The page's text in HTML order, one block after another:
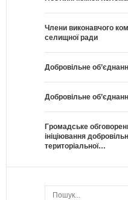
Члени виконавчого
селищної ради
Добровільне
Добровільне
Громадське
ініціювання
територіальної…